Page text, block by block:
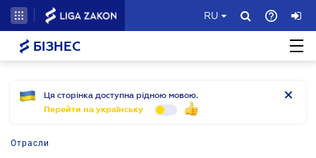
RU
БІЗНЕС
Ця сторінка доступна рідною мовою.
Перейти на українську
Отрасли